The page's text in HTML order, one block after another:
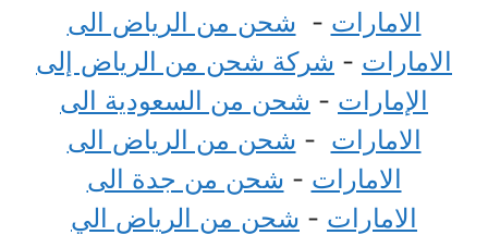
الامارات - شحن من الرياض الى
الامارات - شركة شحن من الرياض إلى
الإمارات - شحن من السعودية الى
الامارات - شحن من الرياض الى
الامارات - شحن من جدة الى
الامارات - شحن من الرياض الي